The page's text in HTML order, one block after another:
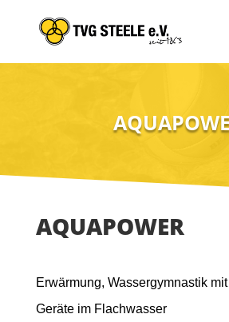
AQUAPOWER
Erwärmung, Wassergymnastik
Geräte im Flachwasser